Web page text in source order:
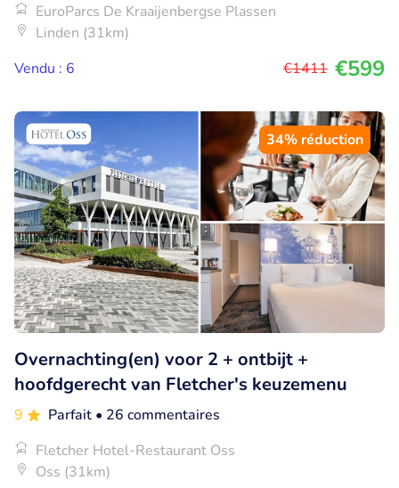
EuroParcs De Kraaijenbergse Plassen
Linden (31km)
Vendu : 6
€1411 €599
34% réduction
Overnachting(en) voor 2 + ontbijt +
hoofdgerecht van Fletcher's keuzemenu
9 Parfait • 26 commentaires
Fletcher Hotel-Restaurant Oss
Oss (31km)